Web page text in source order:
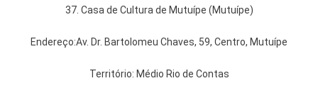
37. Casa de Cultura de Mutuípe (Mutuípe)
Endereço:Av. Dr. Bartolomeu Chaves, 59, Centro, Mutuípe
Território: Médio Rio de Contas